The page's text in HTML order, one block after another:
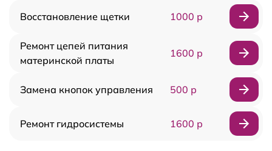
Восстановление щетки 1000 р
Ремонт цепей питания
материнской платы
1600 р
Замена кнопок управления 500 р
Ремонт гидросистемы 1600 р